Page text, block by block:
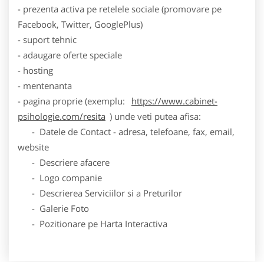
- prezenta activa pe retelele sociale (promovare pe
Facebook, Twitter, GooglePlus)
- suport tehnic
- adaugare oferte speciale
- hosting
- mentenanta
- pagina proprie (exemplu:
https://www.cabinet-
psihologie.com/resita ) unde veti putea afisa:
- Datele de Contact - adresa, telefoane, fax, email,
website
- Descriere afacere
- Logo companie
- Descrierea Serviciilor si a Preturilor
- Galerie Foto
- Pozitionare pe Harta Interactiva